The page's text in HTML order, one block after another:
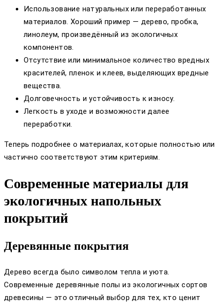
Использование натуральных или переработанных
материалов. Хороший пример — дерево, пробка,
линолеум, произведённый из экологичных
компонентов.
Отсутствие или минимальное количество вредных
красителей, пленок и клеев, выделяющих вредные
вещества.
Долговечность и устойчивость к износу.
Легкость в уходе и возможности далее
переработки.
Теперь подробнее о материалах, которые полностью или
частично соответствуют этим критериям.
Современные материалы для
экологичных напольных
покрытий
Деревянные покрытия
Дерево всегда было символом тепла и уюта.
Современные деревянные полы из экологичных сортов
древесины — это отличный выбор для тех, кто ценит